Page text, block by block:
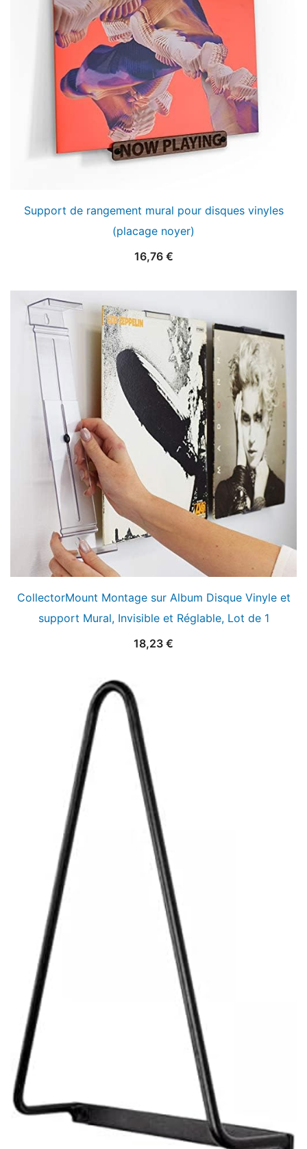
Support de rangement mural pour disques vinyles
(placage noyer)
16,76 €
CollectorMount Montage sur Album Disque Vinyle et
support Mural, Invisible et Réglable, Lot de 1
18,23 €